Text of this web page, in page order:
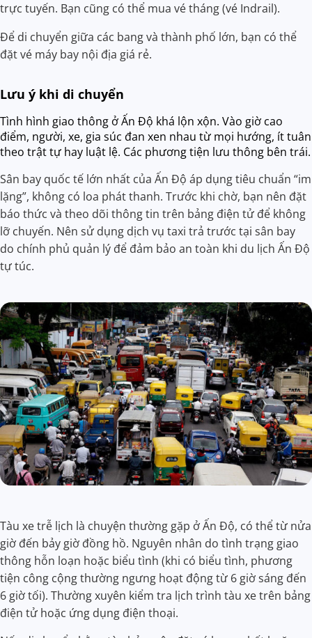
trực tuyến. Bạn cũng có thể mua vé tháng (vé Indrail).
Để di chuyển giữa các bang và thành phố lớn, bạn có thể
đặt vé máy bay nội địa giá rẻ.
Lưu ý khi di chuyển
Tình hình giao thông ở Ấn Độ khá lộn xộn. Vào giờ cao
điểm, người, xe, gia súc đan xen nhau từ mọi hướng, ít tuân
theo trật tự hay luật lệ. Các phương tiện lưu thông bên trái.
Sân bay quốc tế lớn nhất của Ấn Độ áp dụng tiêu chuẩn “im
lặng”, không có loa phát thanh. Trước khi chờ, bạn nên đặt
báo thức và theo dõi thông tin trên bảng điện tử để không
lỡ chuyến. Nên sử dụng dịch vụ taxi trả trước tại sân bay
do chính phủ quản lý để đảm bảo an toàn khi du lịch Ấn Độ
tự túc.
Tàu xe trễ lịch là chuyện thường gặp ở Ấn Độ, có thể từ nửa
giờ đến bảy giờ đồng hồ. Nguyên nhân do tình trạng giao
thông hỗn loạn hoặc biểu tình (khi có biểu tình, phương
tiện công cộng thường ngưng hoạt động từ 6 giờ sáng đến
6 giờ tối). Thường xuyên kiểm tra lịch trình tàu xe trên bảng
điện tử hoặc ứng dụng điện thoại.